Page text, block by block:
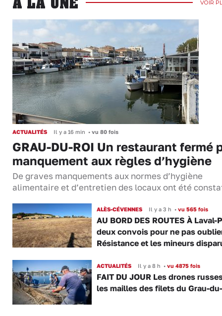
VOIR
ACTUALITÉS Il y a 16 min • vu 80 fois
GRAU-DU-ROI Un restaurant fermé
manquement aux règles d’hygiène
De graves manquements aux normes d’hygiène
alimentaire et d’entretien des locaux ont été
ALÈS-CÉVENNES Il y a 3 h •vu 565 fois
AU BORD DES ROUTES À Laval-
deux convois pour ne pas
Résistance et les mineurs
ACTUALITÉS Il y a 8 h •vu 4875 fois
FAIT DU JOUR Les drones
les mailles des filets du Grau-